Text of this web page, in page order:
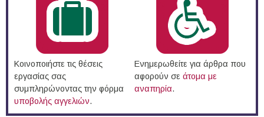
Κοινοποιήστε τις θέσεις
εργασίας σας
συμπληρώνοντας την φόρμα
υποβολής αγγελιών.
Ενημερωθείτε για άρθρα που
αφορούν σε άτομα με
αναπηρία.